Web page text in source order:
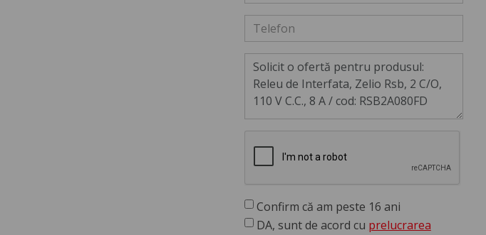
Confirm că am peste 16 ani
DA, sunt de acord cu prelucrarea